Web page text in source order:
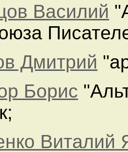
Василий
Дмитрий
Борис
Виталий